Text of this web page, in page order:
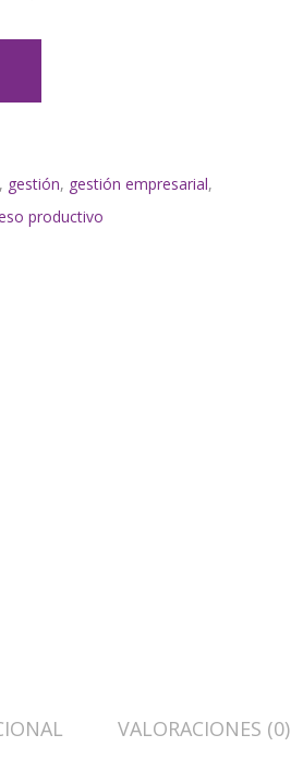
, gestión, gestión empresarial,
productivo
VALORACIONES (0)